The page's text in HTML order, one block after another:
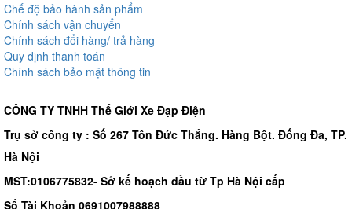
Chế độ bảo hành sản phẩm
Chính sách vận chuyển
Chính sách đổi hàng/ trả hàng
Quy định thanh toán
Chính sách bảo mật thông tin
CÔNG TY TNHH Thế Giới Xe Đạp Điện
Trụ sở công ty : Số 267 Tôn Đức Thắng. Hàng Bột. Đống Đa, TP.
Hà Nội
MST:0106775832- Sở kế hoạch đầu từ Tp Hà Nội cấp
Số Tài Khoản 0691007988888